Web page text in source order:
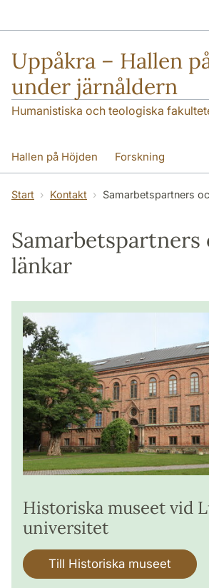
Uppåkra – Hallen
under järnåldern
Humanistiska och teologiska
Hallen på Höjden Forskning
Publikationer Uppåkra i media
Start Kontakt Samarbetspartners
Samarbetspartners
länkar
Historiska museet vid
universitet
Till Historiska museet